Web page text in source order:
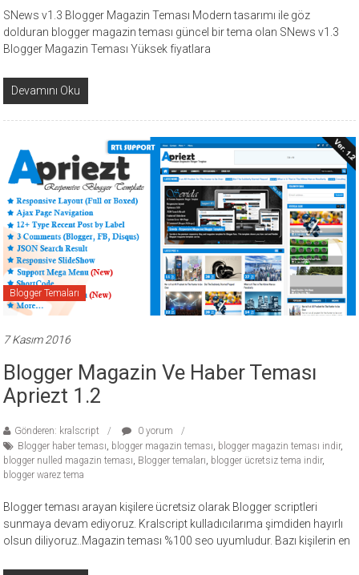
SNews v1.3 Blogger Magazin Teması Modern tasarımı ile göz
dolduran blogger magazin teması güncel bir tema olan SNews v1.3
Blogger Magazin Teması Yüksek fiyatlara
Devamını Oku
Blogger Temaları
7 Kasım 2016
Blogger Magazin Ve Haber Teması
Apriezt 1.2
Gönderen: kralscript
0 yorum
Blogger haber teması, blogger magazin teması, blogger magazin teması indir,
blogger nulled magazin teması, Blogger temaları, blogger ücretsiz tema indir,
blogger warez tema
Blogger teması arayan kişilere ücretsiz olarak Blogger scriptleri
sunmaya devam ediyoruz. Kralscript kulladıcılarıma şimdiden hayırlı
olsun diliyoruz..Magazin teması %100 seo uyumludur. Bazı kişilerin en